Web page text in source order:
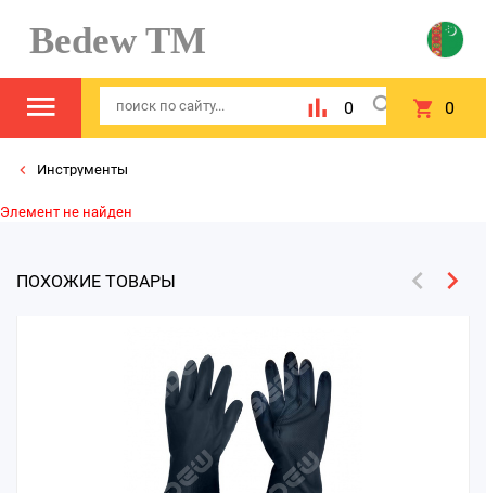
Bedew TM
0 0
Инструменты
Элемент не найден
ПОХОЖИЕ ТОВАРЫ